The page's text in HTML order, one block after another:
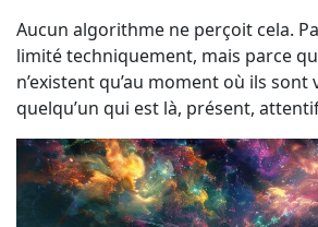
Aucun algorithme ne perçoit cela.
limité techniquement, mais parce
n’existent qu’au moment où ils sont
quelqu’un qui est là, présent,